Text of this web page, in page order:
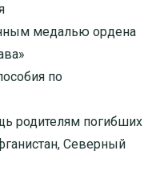
медалью ордена
по
родителям погибших
Северный